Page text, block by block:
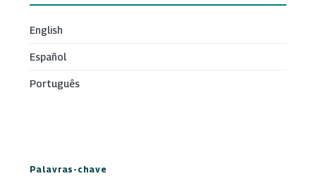
English
Español
Português
Palavras-chave